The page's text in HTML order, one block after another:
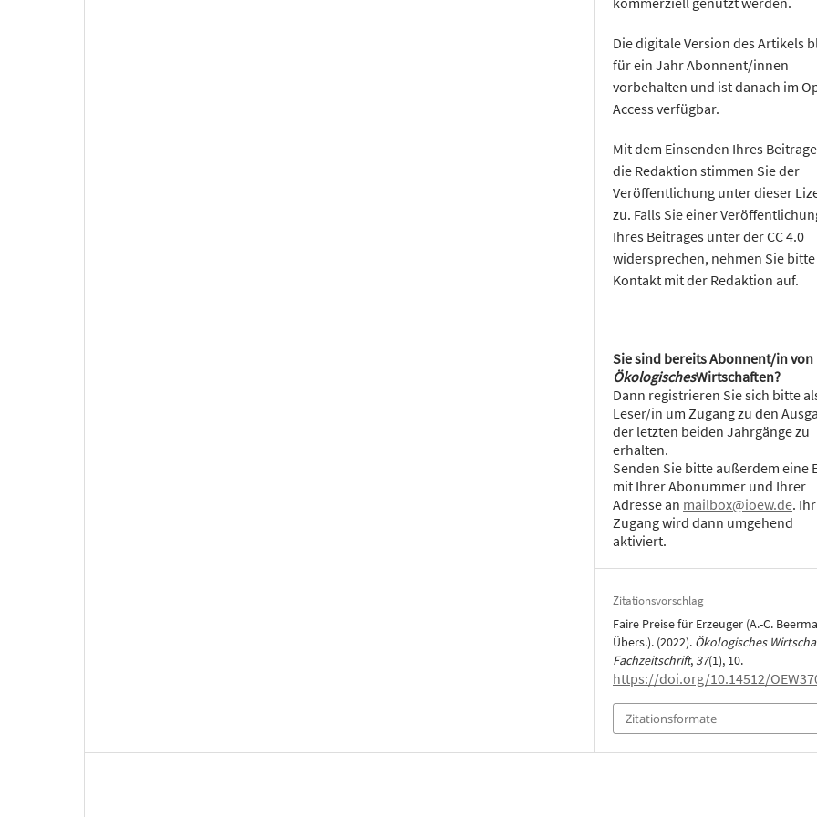
Die digitale Version des Artikels
für ein Jahr Abonnent/innen
vorbehalten und ist danach im
Access verfügbar.
Mit dem Einsenden Ihres
die Redaktion stimmen Sie der
Veröffentlichung unter dieser
zu. Falls Sie einer
Ihres Beitrages unter der CC 4.0
widersprechen, nehmen Sie bitte
Kontakt mit der Redaktion auf.
Sie sind bereits Abonnent/in von
ÖkologischesWirtschaften?
Dann registrieren Sie sich bitte
Leser/in um Zugang zu den
der letzten beiden Jahrgänge zu
erhalten.
Senden Sie bitte außerdem eine
mit Ihrer Abonummer und Ihrer
Adresse an mailbox@ioew.de. Ihr
Zugang wird dann umgehend
aktiviert.
Zitationsvorschlag
Faire Preise für Erzeuger (A.-C.
Übers.). (2022). Ökologisches
Fachzeitschrift, 37(1), 10.
https://doi.org/10.14512/
Zitationsformate